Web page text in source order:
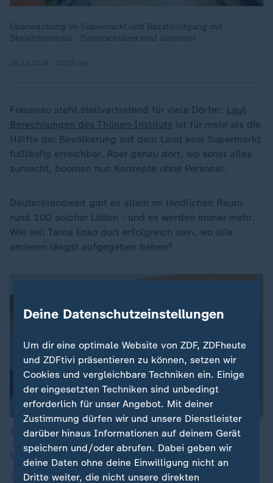
Überwachung im Supermarkt und Bezahlvorgang mit
Skelettkontrolle - Datenschützer sind alarmiert
Frauenau steht stellvertretend für viele Dörfer: Laut
Berechnungen des Thünen-Instituts ist für mehr als die
Hälfte der Bevölkerung auf dem Land kein Supermarkt
fußläufig erreichbar. Aber genau dort, wo sonst alles
zumacht, boomen nun Konzepte ohne Personal.
Deutschlandweit gibt es allein im ländlichen Raum
rund 100 solcher Läden - und es werden immer mehr.
Wie will Tante Enso dort erfolgreich sein, wo alle
anderen längst aufgegeben haben?
Öffnungszeiten rund um die Uhr an sieben Tagen in der Woche
- die inzwischen rund 100 Tante-Enso-Läden in ganz
Deutschland machen das möglich.
Quelle: dpa
Deine Datenschutzeinstellungen
Um dir eine optimale Website von ZDF, ZDFheute
und ZDFtivi präsentieren zu können, setzen wir
Cookies und vergleichbare Techniken ein. Einige
der eingesetzten Techniken sind unbedingt
erforderlich für unser Angebot. Mit deiner
Zustimmung dürfen wir und unsere Dienstleister
darüber hinaus Informationen auf deinem Gerät
speichern und/oder abrufen. Dabei geben wir
deine Daten ohne deine Einwilligung nicht an
Dritte weiter, die nicht unsere direkten